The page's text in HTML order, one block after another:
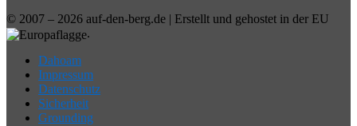
© 2007 – 2026 auf-den-berg.de | Erstellt und gehostet in der EU
.
Dahoam
Impressum
Datenschutz
Sicherheit
Grounding